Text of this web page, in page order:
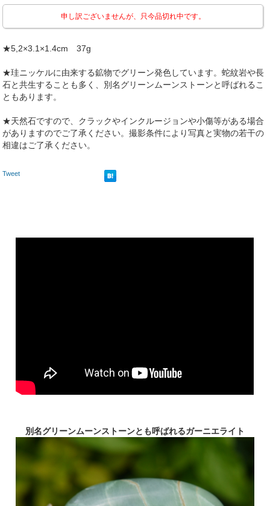
申し訳ございませんが、只今品切れ中です。
★5,2×3.1×1.4cm 37g
★珪ニッケルに由来する鉱物でグリーン発色しています。蛇紋岩や長
石と共生することも多く、別名グリーンムーンストーンと呼ばれるこ
ともあります。
★天然石ですので、クラックやインクルージョンや小傷等がある場合
がありますのでご了承ください。撮影条件により写真と実物の若干の
相違はご了承ください。
Tweet
別名グリーンムーンストーンとも呼ばれるガーニエライト